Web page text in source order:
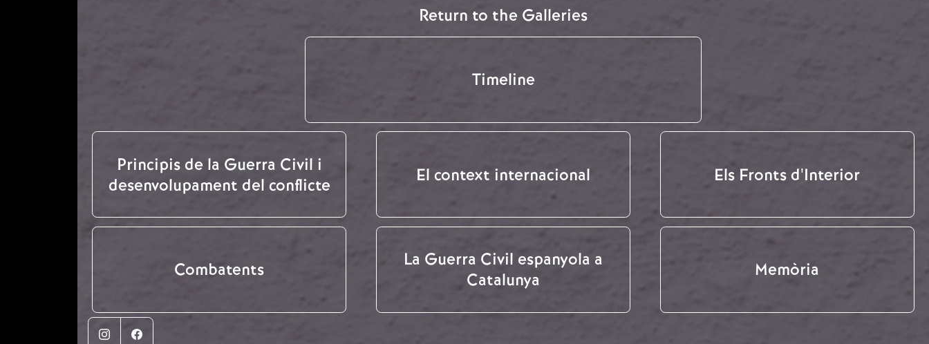
Return to the Galleries
Timeline
Principis de la Guerra Civil i
desenvolupament del conflicte
El context internacional Els Fronts d'Interior
Combatents
La Guerra Civil espanyola a
Catalunya
Memòria
InstagramFacebook